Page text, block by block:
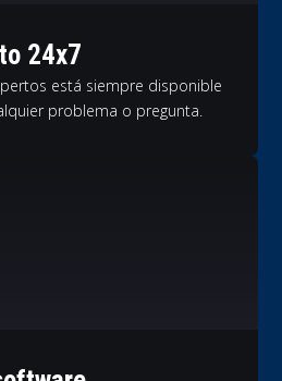
24x7
está siempre disponible
problema o pregunta.